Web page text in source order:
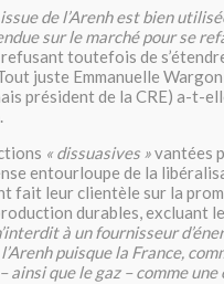
de l’Arenh est bien
sur le marché pour se
toutefois de
juste Emmanuelle
président de la CRE) a-t-
.
« dissuasives »vantées
entourloupe de la
fait leur clientèle sur la
durables, excluant
à un fournisseur
puisque la France,
ainsi que le gaz – comme